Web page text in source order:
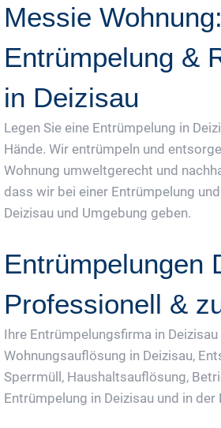
Messie Wohnung:
Entrümpelung &
in Deizisau
Legen Sie eine Entrümpelung in
Hände. Wir entrümpeln und
Wohnung umweltgerecht und
dass wir bei einer Entrümpelung
Deizisau und Umgebung geben.
Entrümpelungen
Professionell &
Ihre Entrümpelungsfirma in
Wohnungsauflösung in Deizisau,
Sperrmüll, Haushaltsauflösung,
Entrümpelung in Deizisau und in der